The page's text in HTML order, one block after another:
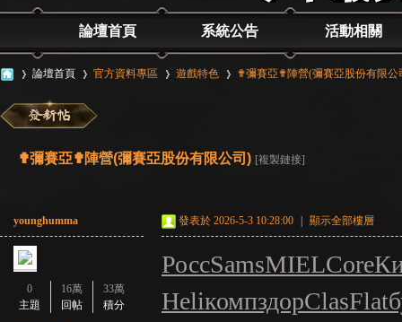
論壇首頁 系統公告 活動相關
論壇首頁
›
官方資料專區
›
遊戲特色
›
✟彌賽亞✟陣營(彌賽亞股份有限公
✟彌賽亞✟陣營(彌賽亞股份有限公司) [複製鏈接]
younghumma
0
主題
16萬
回帖
33萬
積分
發表於 2026-5-3 10:28:00 顯示全部樓層
РоссSamsMIELCore
HeliкомпздорClasFlat